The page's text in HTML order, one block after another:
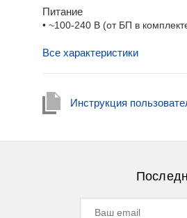
Питание
• ~100-240 В (от БП в
Все характеристики
Инструкция